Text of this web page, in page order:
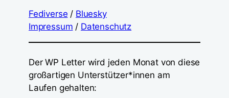
Fediverse / Bluesky
Impressum / Datenschutz
Der WP Letter wird jeden Monat von diese
großartigen Unterstützer*innen am
Laufen gehalten: